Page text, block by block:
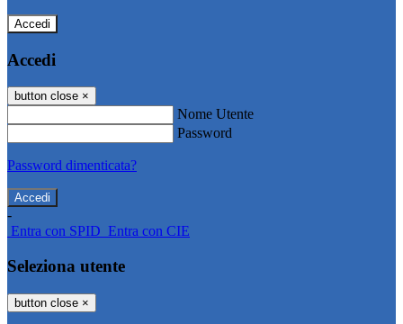
Accedi
Accedi
button close ×
Nome Utente
Password
Password dimenticata?
-
Entra con SPID Entra con CIE
Seleziona utente
button close ×